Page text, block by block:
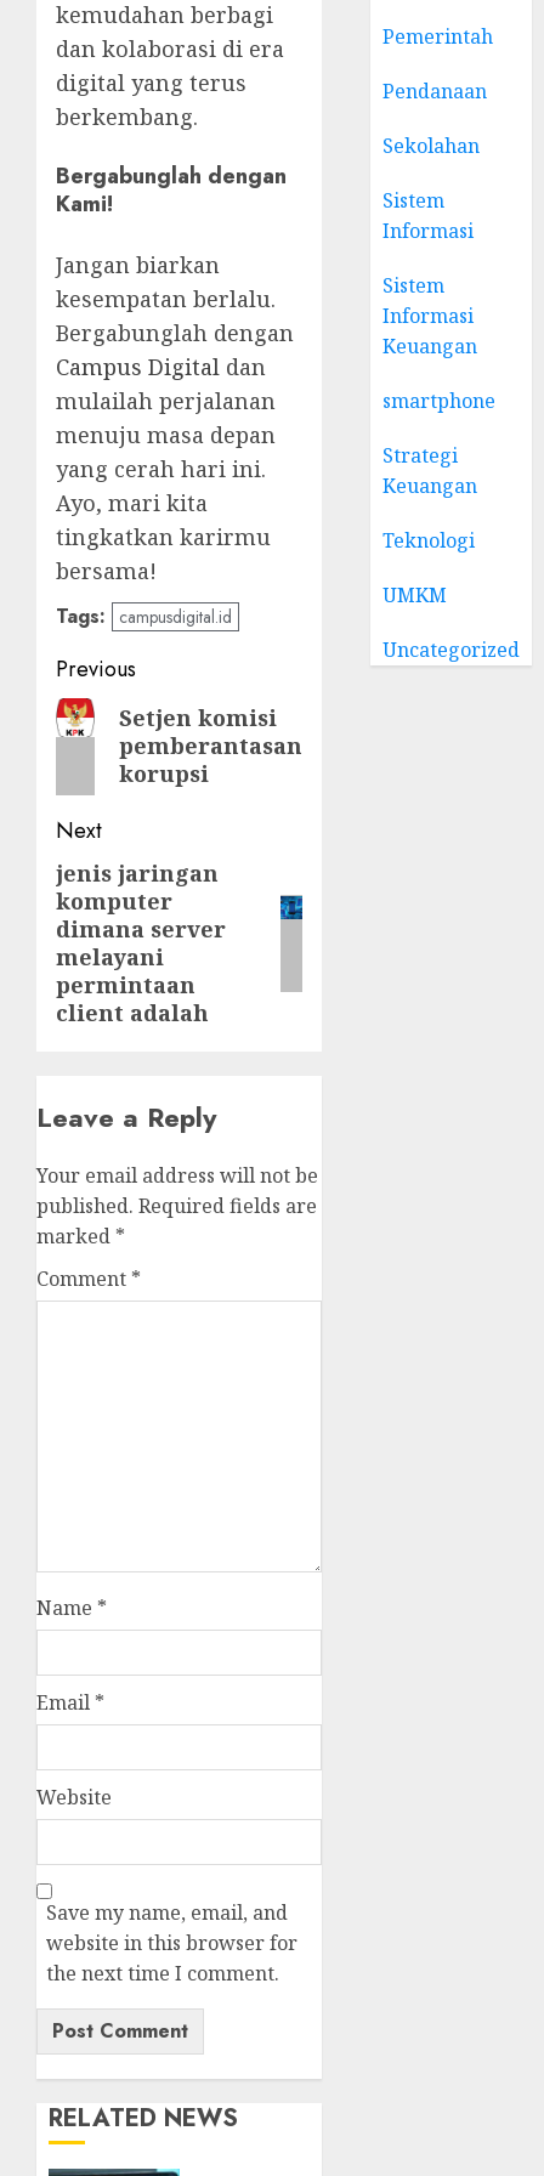
kemudahan berbagi
dan kolaborasi di era
digital yang terus
berkembang.
Bergabunglah dengan
Kami!
Jangan biarkan
kesempatan berlalu.
Bergabunglah dengan
Campus Digital dan
mulailah perjalanan
menuju masa depan
yang cerah hari ini.
Ayo, mari kita
tingkatkan karirmu
bersama!
Tags: campusdigital.id
Post
navigation
Previous
Previous
post:
Setjen komisi
pemberantasan
korupsi
Next
Next
post:
jenis jaringan
komputer
dimana server
melayani
permintaan
client adalah
Leave a Reply
Your email address will not be
published. Required fields are
marked *
Comment *
Name *
Email *
Website
Save my name, email, and
website in this browser for
the next time I comment.
RELATED NEWS
Pemerintah
Pendanaan
Sekolahan
Sistem
Informasi
Sistem
Informasi
Keuangan
smartphone
Strategi
Keuangan
Teknologi
UMKM
Uncategorized